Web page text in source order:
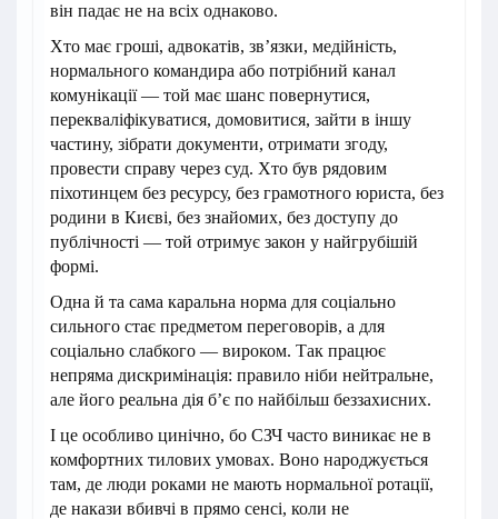
він падає не на всіх однаково.
Хто має гроші, адвокатів, зв’язки, медійність,
нормального командира або потрібний канал
комунікації — той має шанс повернутися,
перекваліфікуватися, домовитися, зайти в іншу
частину, зібрати документи, отримати згоду,
провести справу через суд. Хто був рядовим
піхотинцем без ресурсу, без грамотного юриста, без
родини в Києві, без знайомих, без доступу до
публічності — той отримує закон у найгрубішій
формі.
Одна й та сама каральна норма для соціально
сильного стає предметом переговорів, а для
соціально слабкого — вироком. Так працює
непряма дискримінація: правило ніби нейтральне,
але його реальна дія б’є по найбільш беззахисних.
І це особливо цинічно, бо СЗЧ часто виникає не в
комфортних тилових умовах. Воно народжується
там, де люди роками не мають нормальної ротації,
де накази вбивчі в прямо сенсі, коли не